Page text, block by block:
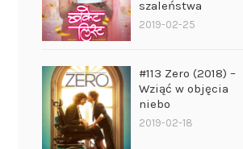
szaleństwa
2019-02-25
#113 Zero (2018) –
Wziąć w objęcia
niebo
2019-02-18